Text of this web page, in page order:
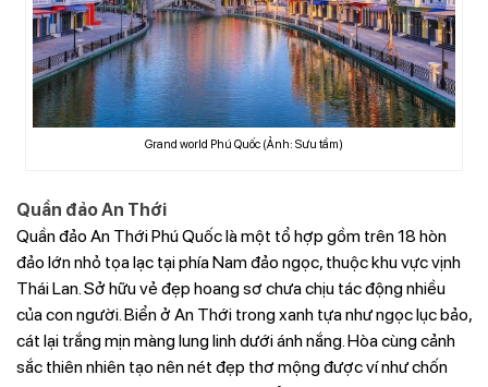
Grand world Phú Quốc (Ảnh: Sưu tầm)
Quần đảo An Thới
Quần đảo An Thới Phú Quốc là một tổ hợp gồm trên 18 hòn
đảo lớn nhỏ tọa lạc tại phía Nam đảo ngọc, thuộc khu vực vịnh
Thái Lan. Sở hữu vẻ đẹp hoang sơ chưa chịu tác động nhiều
của con người. Biển ở An Thới trong xanh tựa như ngọc lục bảo,
cát lại trắng mịn màng lung linh dưới ánh nắng. Hòa cùng cảnh
sắc thiên nhiên tạo nên nét đẹp thơ mộng được ví như chốn